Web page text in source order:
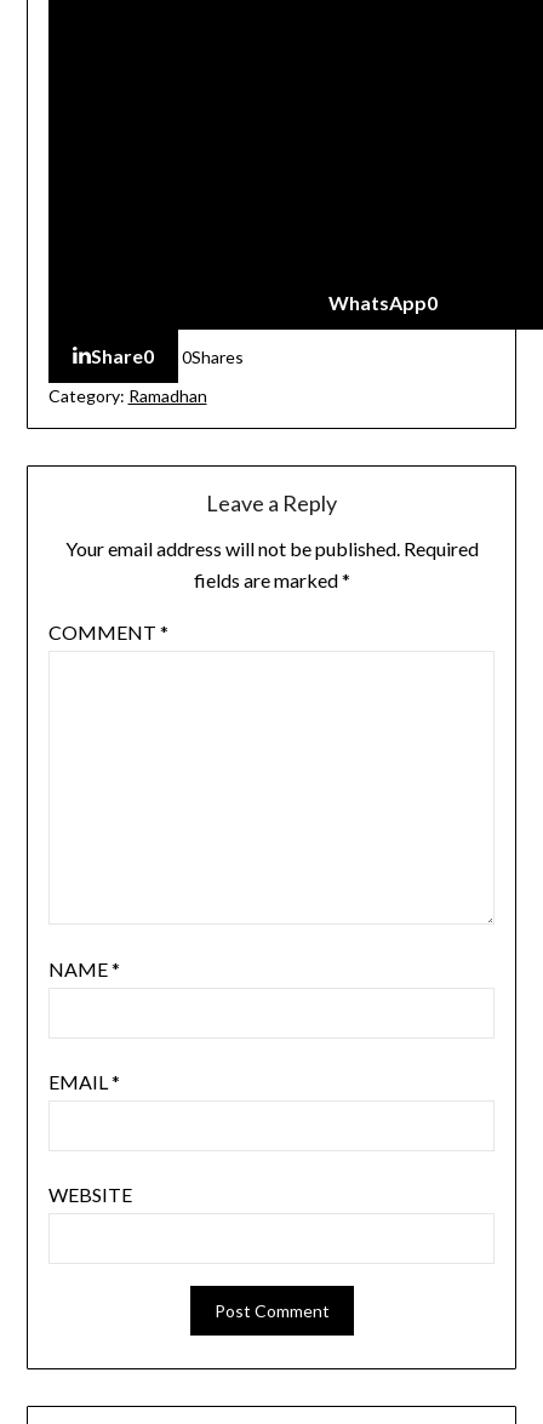
WhatsApp0
Share0 0Shares
Category: Ramadhan
Leave a Reply
Your email address will not be published. Required
fields are marked*
COMMENT *
NAME*
EMAIL*
WEBSITE